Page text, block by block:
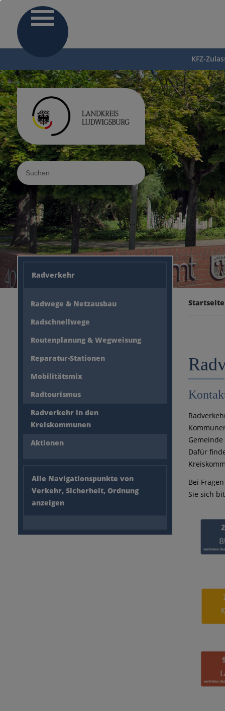
KFZ-
Sucheingabe
Radverkehr
Radwege & Netzausbau
Radschnellwege
Routenplanung & Wegweisung
Reparatur-Stationen
Mobilitätsmix
Radtourismus
Radverkehr in den
Kreiskommunen
Aktionen
Alle Navigationspunkte von
Verkehr, Sicherheit, Ordnung
anzeigen
Startseite
Dafür
Bei
Sie sich